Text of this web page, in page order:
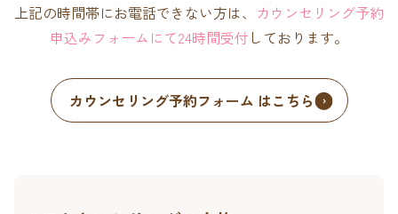
上記の時間帯にお電話できない方は、 カウンセリング予約
申込みフォームにて24時間受付 しております。
カウンセリング予約フォーム はこちら